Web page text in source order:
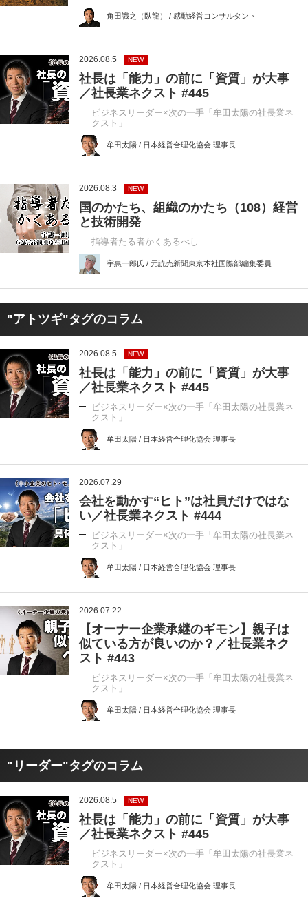
角田識之（臥龍） / 感動経営コンサルタント
2026.08.5 NEW
社長は「能力」の前に「資質」が大事
／社長業ネクスト #445
ビジネスリーダー×次の一手「牟田太陽の社長業ネ
クスト」
牟田太陽 / 日本経営合理化協会 理事長
2026.08.3 NEW
国のかたち、組織のかたち（108）経営
と技術開発
指導者たる者かくあるべし
宇惠一郎氏 / 元読売新聞東京本社国際部編集委員
"アトツギ"タグのコラム
2026.08.5 NEW
社長は「能力」の前に「資質」が大事
／社長業ネクスト #445
ビジネスリーダー×次の一手「牟田太陽の社長業ネ
クスト」
牟田太陽 / 日本経営合理化協会 理事長
2026.07.29
会社を動かす“ヒト”は社員だけではな
い／社長業ネクスト #444
ビジネスリーダー×次の一手「牟田太陽の社長業ネ
クスト」
牟田太陽 / 日本経営合理化協会 理事長
2026.07.22
【オーナー企業承継のギモン】親子は
似ている方が良いのか？／社長業ネク
スト #443
ビジネスリーダー×次の一手「牟田太陽の社長業ネ
クスト」
牟田太陽 / 日本経営合理化協会 理事長
"リーダー"タグのコラム
2026.08.5 NEW
社長は「能力」の前に「資質」が大事
／社長業ネクスト #445
ビジネスリーダー×次の一手「牟田太陽の社長業ネ
クスト」
牟田太陽 / 日本経営合理化協会 理事長